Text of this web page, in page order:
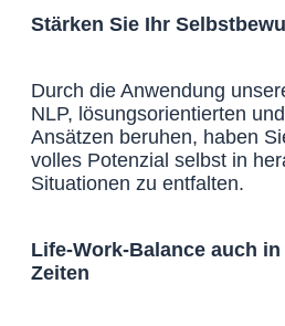
Stärken Sie Ihr
Durch die Anwendung
NLP, lösungsorientierten
Ansätzen beruhen, haben
volles Potenzial selbst in
Situationen zu entfalten.
Life-Work-Balance auch
Zeiten